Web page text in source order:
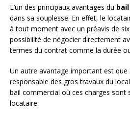
L’un des principaux avantages du
dans sa souplesse. En effet, le
à tout moment avec un préavis de
possibilité de négocier directement
termes du contrat comme la durée
Un autre avantage important est que
responsable des gros travaux du
bail commercial où ces charges sont
locataire.